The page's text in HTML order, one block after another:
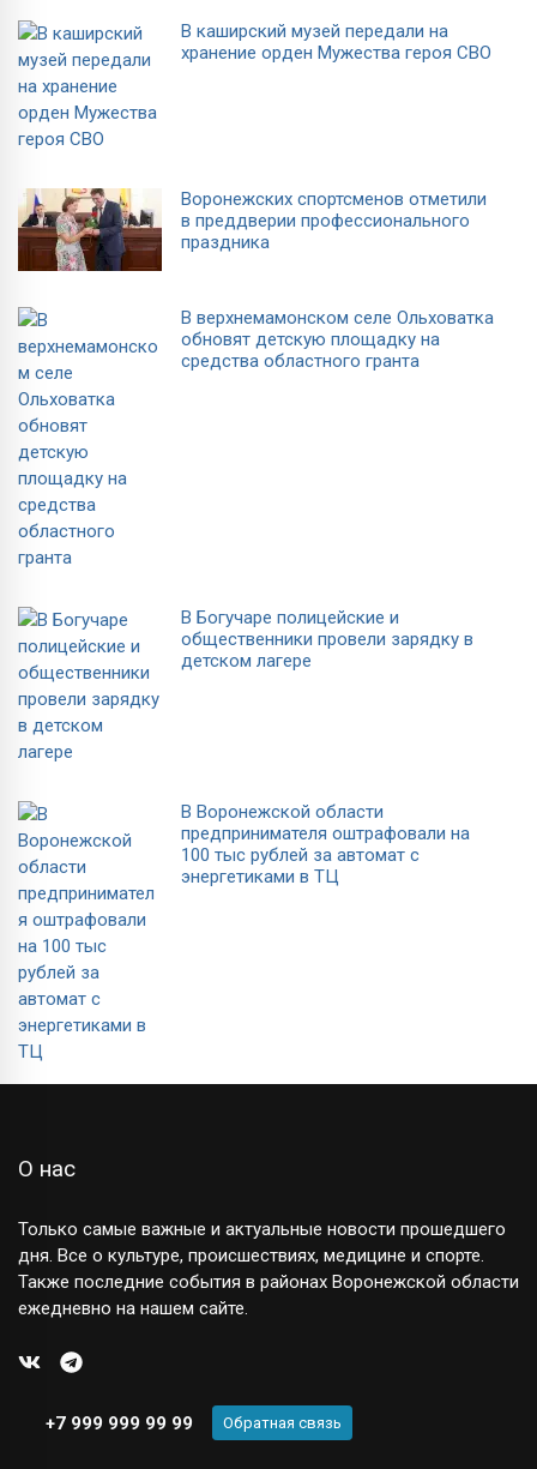
В каширский музей передали на
хранение орден Мужества героя СВО
Воронежских спортсменов отметили
в преддверии профессионального
праздника
В верхнемамонском селе Ольховатка
обновят детскую площадку на
средства областного гранта
В Богучаре полицейские и
общественники провели зарядку в
детском лагере
В Воронежской области
предпринимателя оштрафовали на
100 тыс рублей за автомат с
энергетиками в ТЦ
О нас
Только самые важные и актуальные новости прошедшего
дня. Все о культуре, происшествиях, медицине и спорте.
Также последние события в районах Воронежской области
ежедневно на нашем сайте.
+7 999 999 99 99 Обратная связь